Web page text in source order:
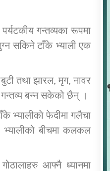
गन्तव्यका रूपमा
सकिने टाँके भ्याली एक
तथा झारल, मृग, नावर
गन्तव्य बन्न सकेको छैन् ।
भ्यालीकाे फेदीमा गलैचा
भ्यालीको बीचमा कलकल
आफ्नै ध्यानमा